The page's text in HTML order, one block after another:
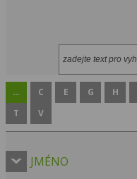
Vyhledávání:
… C E G H
T
V
JMÉNO